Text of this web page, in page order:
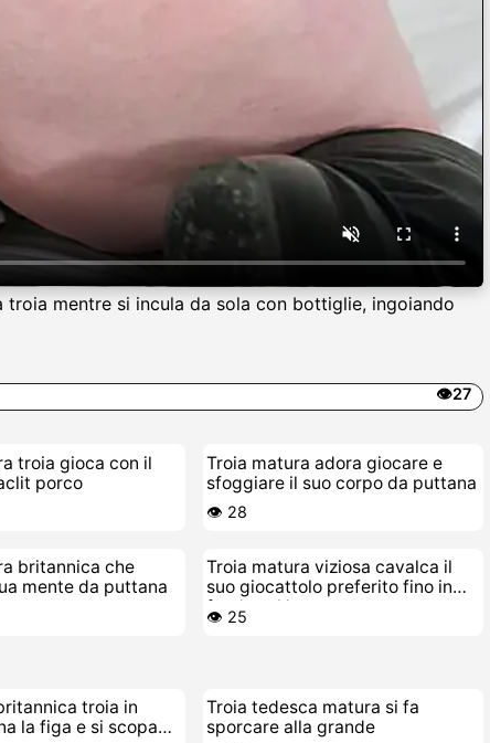
mentre si incula da sola con bottiglie, ingoiando
👁️27
troia gioca con il
porco
Troia matura adora giocare e
sfoggiare il suo corpo da puttana
👁️ 28
britannica che
mente da puttana
Troia matura viziosa cavalca il
suo giocattolo preferito fino in
fondo sul letto
👁️ 25
troia in
la figa e si scopa
Troia tedesca matura si fa
sporcare alla grande